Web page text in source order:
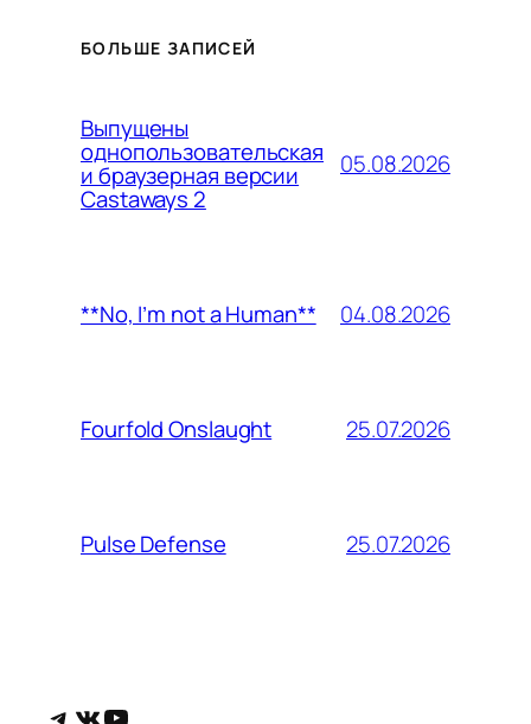
БОЛЬШЕ ЗАПИСЕЙ
Выпущены
однопользовательская
и браузерная версии
Castaways 2
05.08.2026
**No, I’m not a Human** 04.08.2026
Fourfold Onslaught 25.07.2026
Pulse Defense 25.07.2026
Telegram
ВКонтакте
YouTube